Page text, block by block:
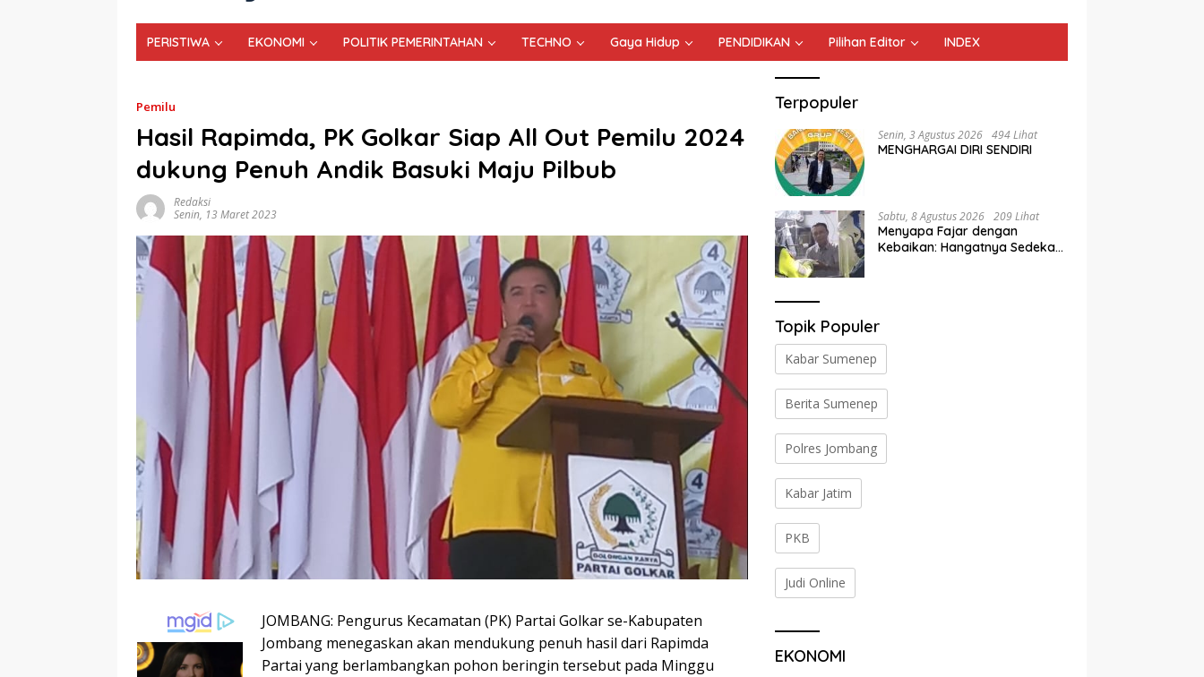
PERISTIWA EKONOMI POLITIK PEMERINTAHAN TECHNO Gaya Hidup PENDIDIKAN Pilihan Editor INDEX
Pemilu
Hasil Rapimda, PK Golkar Siap All Out Pemilu 2024
dukung Penuh Andik Basuki Maju Pilbub
Redaksi
Senin, 13 Maret 2023
JOMBANG: Pengurus Kecamatan (PK) Partai Golkar se-Kabupaten
Jombang menegaskan akan mendukung penuh hasil dari Rapimda
Partai yang berlambangkan pohon beringin tersebut pada Minggu
Terpopuler
Senin, 3 Agustus 2026 494 Lihat
MENGHARGAI DIRI SENDIRI
Sabtu, 8 Agustus 2026 209 Lihat
Menyapa Fajar dengan
Kebaikan: Hangatnya Sedekah
Topik Populer
Kabar Sumenep
Berita Sumenep
Polres Jombang
Kabar Jatim
PKB
Judi Online
EKONOMI